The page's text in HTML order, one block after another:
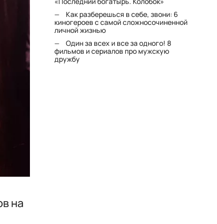
на
Как разберешься в себе, звони: 6
киногероев с самой сложносочиненной
личной жизнью
Один за всех и все за одного! 8
фильмов и сериалов про мужскую
дружбу